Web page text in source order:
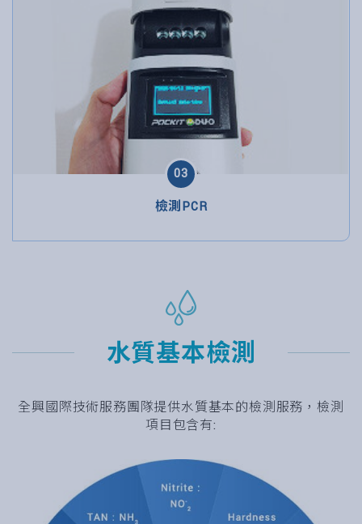
03
檢測PCR
水質基本檢測
全興國際技術服務團隊提供水質基本的檢測服務，檢測
項目包含有: